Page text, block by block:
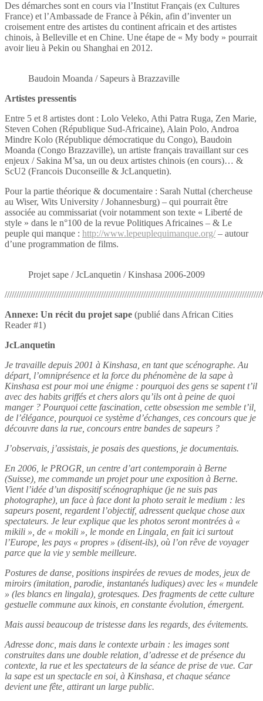
Des démarches sont en cours via l’Institut Français (ex Cultures
France) et l’Ambassade de France à Pékin, afin d’inventer un
croisement entre des artistes du continent africain et des artistes
chinois, à Belleville et en Chine. Une étape de « My body » pourrait
avoir lieu à Pekin ou Shanghai en 2012.
Baudoin Moanda / Sapeurs à Brazzaville
Artistes pressentis
Entre 5 et 8 artistes dont : Lolo Veleko, Athi Patra Ruga, Zen Marie,
Steven Cohen (République Sud-Africaine), Alain Polo, Androa
Mindre Kolo (République démocratique du Congo), Baudoin
Moanda (Congo Brazzaville), un artiste français travaillant sur ces
enjeux / Sakina M’sa, un ou deux artistes chinois (en cours)… &
ScU2 (Francois Duconseille & JcLanquetin).
Pour la partie théorique & documentaire : Sarah Nuttal (chercheuse
au Wiser, Wits University / Johannesburg) – qui pourrait être
associée au commissariat (voir notamment son texte « Liberté de
style » dans le n°100 de la revue Politiques Africaines – & Le
peuple qui manque : http://www.lepeuplequimanque.org/– autour
d’une programmation de films.
Projet sape / JcLanquetin / Kinshasa 2006-2009
Annexe: Un récit du projet sape (publié dans African Cities
Reader #1)
JcLanquetin
Je travaille depuis 2001 à Kinshasa, en tant que scénographe. Au
départ, l’omniprésence et la force du phénomène de la sape à
Kinshasa est pour moi une énigme : pourquoi des gens se sapent t’il
avec des habits griffés et chers alors qu’ils ont à peine de quoi
manger ? Pourquoi cette fascination, cette obsession me semble t’il,
de l’élégance, pourquoi ce système d’échanges, ces concours que je
découvre dans la rue, concours entre bandes de sapeurs ?
J’observais, j’assistais, je posais des questions, je documentais.
En 2006, le PROGR, un centre d’art contemporain à Berne
(Suisse), me commande un projet pour une exposition à Berne.
Vient l’idée d’un dispositif scénographique (je ne suis pas
photographe), un face à face dont la photo serait le medium : les
sapeurs posent, regardent l’objectif, adressent quelque chose aux
spectateurs. Je leur explique que les photos seront montrées à «
mikili », de « mokili », le monde en Lingala, en fait ici surtout
l’Europe, les pays « propres » (disent-ils), où l’on rêve de voyager
parce que la vie y semble meilleure.
Postures de danse, positions inspirées de revues de modes, jeux de
miroirs (imitation, parodie, instantanés ludiques) avec les « mundele
» (les blancs en lingala), grotesques. Des fragments de cette culture
gestuelle commune aux kinois, en constante évolution, émergent.
Mais aussi beaucoup de tristesse dans les regards, des évitements.
Adresse donc, mais dans le contexte urbain : les images sont
construites dans une double relation, d’adresse et de présence du
contexte, la rue et les spectateurs de la séance de prise de vue. Car
la sape est un spectacle en soi, à Kinshasa, et chaque séance
devient une fête, attirant un large public.